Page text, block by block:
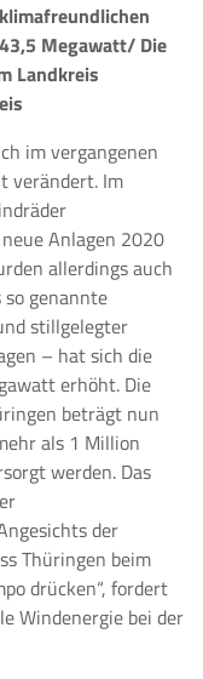
Megawatt/ Die
Landkreis
im vergangenen
verändert. Im
Anlagen 2020
allerdings auch
genannte
stillgelegter
– hat sich die
erhöht. Die
beträgt nun
als 1 Million
werden. Das
der
Thüringen beim
drücken“, fordert
Windenergie bei der